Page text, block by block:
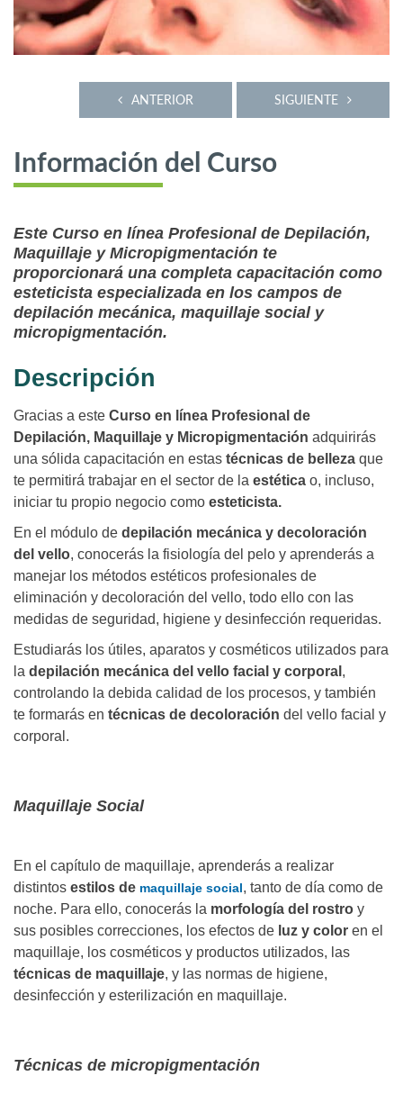
SIGUIENTE
ANTERIOR
Información del Curso
Este Curso en línea Profesional de Depilación,
Maquillaje y Micropigmentación te
proporcionará una completa capacitación como
esteticista especializada en los campos de
depilación mecánica, maquillaje social y
micropigmentación.
Descripción
Gracias a este Curso en línea Profesional de
Depilación, Maquillaje y Micropigmentación adquirirás
una sólida capacitación en estas técnicas de belleza que
te permitirá trabajar en el sector de la estética o, incluso,
iniciar tu propio negocio como esteticista.
En el módulo de depilación mecánica y decoloración
del vello, conocerás la fisiología del pelo y aprenderás a
manejar los métodos estéticos profesionales de
eliminación y decoloración del vello, todo ello con las
medidas de seguridad, higiene y desinfección requeridas.
Estudiarás los útiles, aparatos y cosméticos utilizados para
la depilación mecánica del vello facial y corporal ,
controlando la debida calidad de los procesos, y también
te formarás en técnicas de decoloración del vello facial y
corporal.
Maquillaje Social
En el capítulo de maquillaje, aprenderás a realizar
distintos estilos de maquillaje social, tanto de día como de
noche. Para ello, conocerás la morfología del rostro y
sus posibles correcciones, los efectos de luz y color en el
maquillaje, los cosméticos y productos utilizados, las
técnicas de maquillaje, y las normas de higiene,
desinfección y esterilización en maquillaje.
Técnicas de micropigmentación